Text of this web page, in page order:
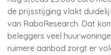
de prijsstijging vlakt
van RaboResearch. Dat
beleggers veel
ruimere aanbod zorgt er